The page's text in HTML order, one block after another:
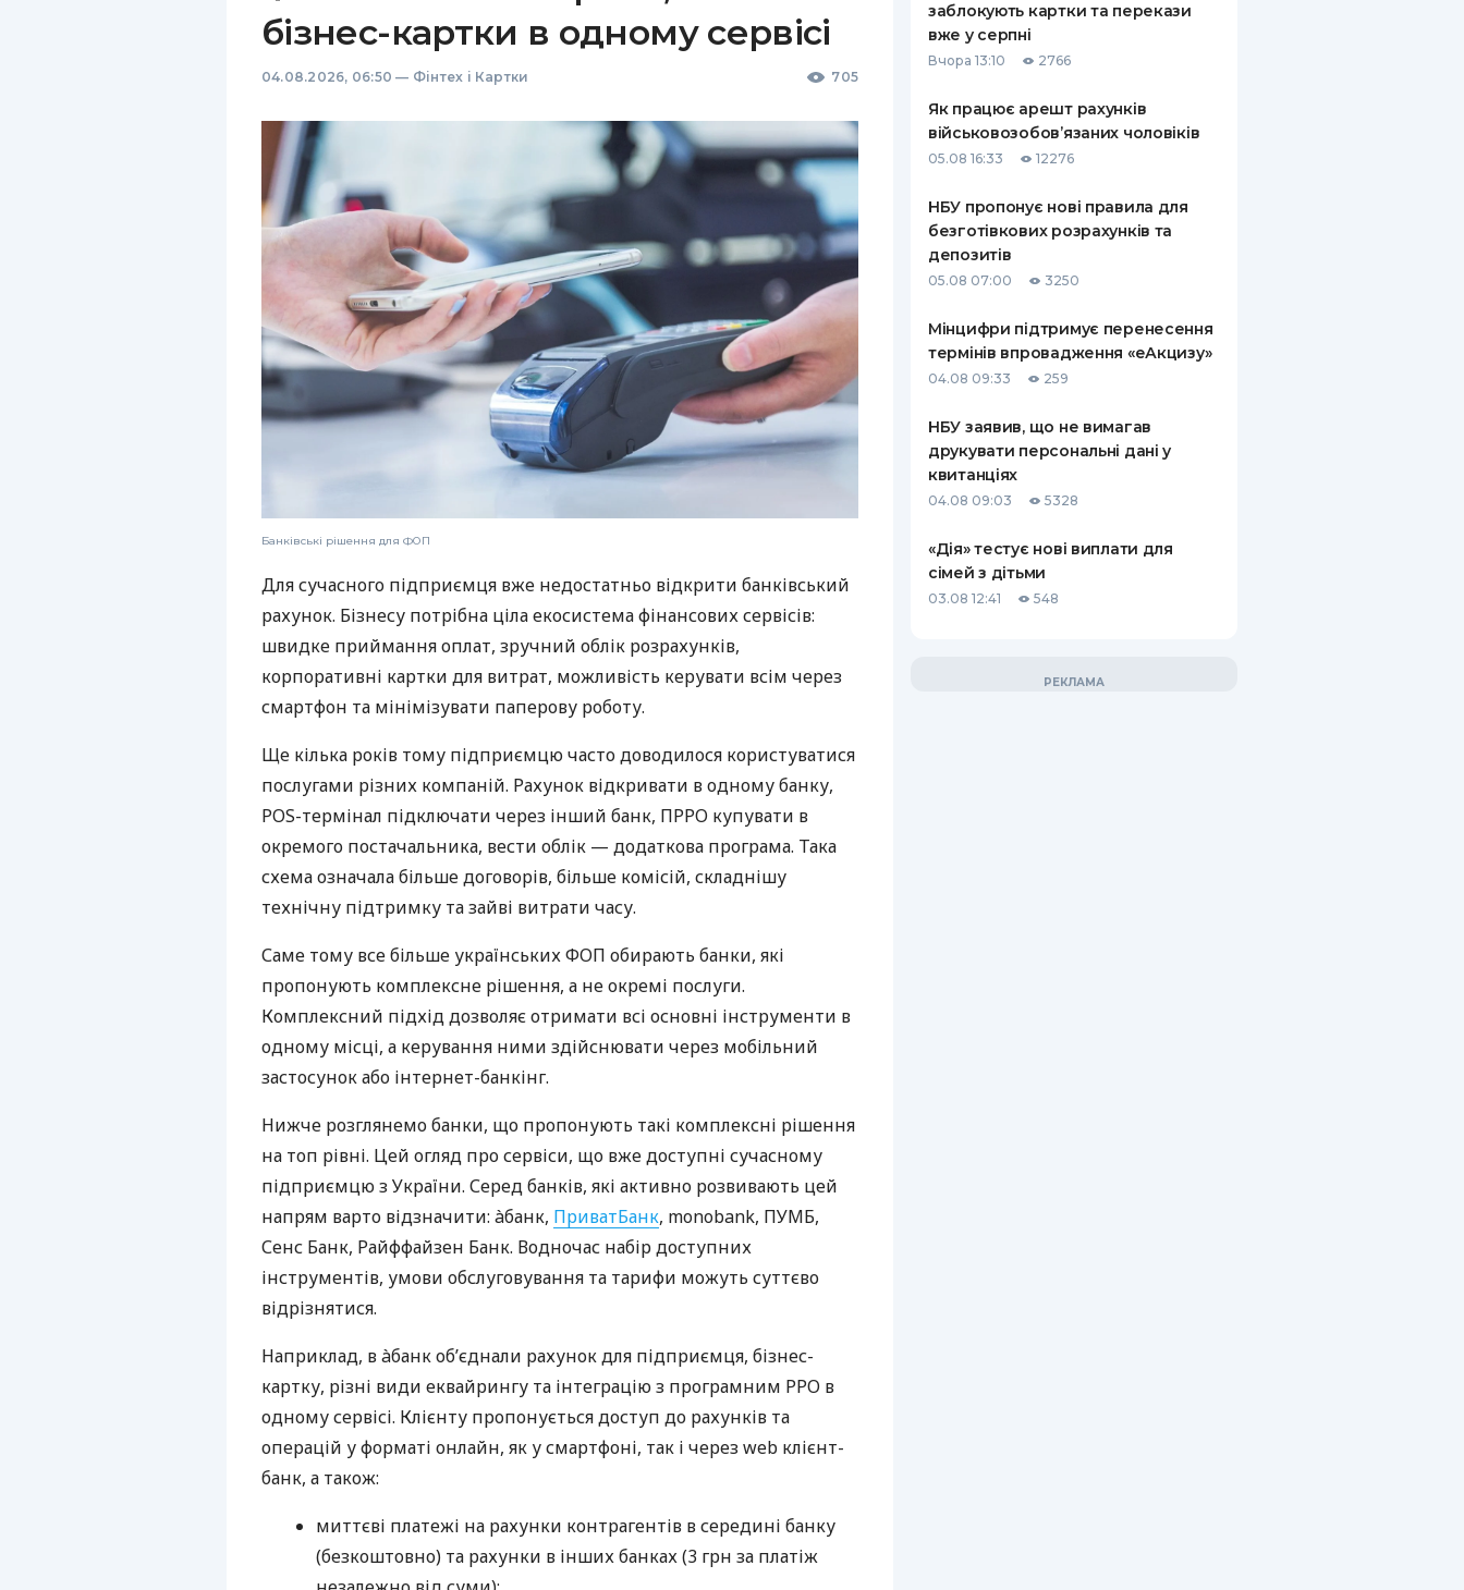
бізнес-картки в одному сервісі
04.08.2026, 06:50 — Фінтех і Картки 705
Банківські рішення для ФОП
Для сучасного підприємця вже недостатньо відкрити банківський
рахунок. Бізнесу потрібна ціла екосистема фінансових сервісів:
швидке приймання оплат, зручний облік розрахунків,
корпоративні картки для витрат, можливість керувати всім через
смартфон та мінімізувати паперову роботу.
Ще кілька років тому підприємцю часто доводилося користуватися
послугами різних компаній. Рахунок відкривати в одному банку,
POS-термінал підключати через інший банк, ПРРО купувати в
окремого постачальника, вести облік — додаткова програма. Така
схема означала більше договорів, більше комісій, складнішу
технічну підтримку та зайві витрати часу.
Саме тому все більше українських ФОП обирають банки, які
пропонують комплексне рішення, а не окремі послуги.
Комплексний підхід дозволяє отримати всі основні інструменти в
одному місці, а керування ними здійснювати через мобільний
застосунок або інтернет-банкінг.
Нижче розглянемо банки, що пропонують такі комплексні рішення
на топ рівні. Цей огляд про сервіси, що вже доступні сучасному
підприємцю з України. Серед банків, які активно розвивають цей
напрям варто відзначити: àбанк, ПриватБанк, monobank, ПУМБ,
Сенс Банк, Райффайзен Банк. Водночас набір доступних
інструментів, умови обслуговування та тарифи можуть суттєво
відрізнятися.
Наприклад, в àбанк об’єднали рахунок для підприємця, бізнес-
картку, різні види еквайрингу та інтеграцію з програмним РРО в
одному сервісі. Клієнту пропонується доступ до рахунків та
операцій у форматі онлайн, як у смартфоні, так і через web клієнт-
банк, а також:
миттєві платежі на рахунки контрагентів в середині банку
(безкоштовно) та рахунки в інших банках (3 грн за платіж
заблокують картки та перекази
вже у серпні
Вчора 13:10 2766
Як працює арешт рахунків
військовозобов’язаних чоловіків
05.08 16:33 12276
НБУ пропонує нові правила для
безготівкових розрахунків та
депозитів
05.08 07:00 3250
Мінцифри підтримує перенесення
термінів впровадження «еАкцизу»
04.08 09:33 259
НБУ заявив, що не вимагав
друкувати персональні дані у
квитанціях
04.08 09:03 5328
«Дія» тестує нові виплати для
сімей з дітьми
03.08 12:41 548